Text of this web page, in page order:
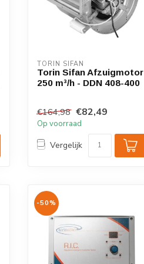
TORIN SIFAN
Torin Sifan Afzuigmotor
250 m³/h - DDN 408-400
€164,98 €82,49
Op voorraad
Vergelijk
-50%